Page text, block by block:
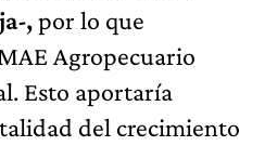
,por lo que
Agropecuario
Esto aportaría
del crecimiento